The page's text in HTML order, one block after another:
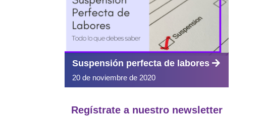
Suspensión perfecta de labores
20 de noviembre de 2020
Regístrate a nuestro newsletter